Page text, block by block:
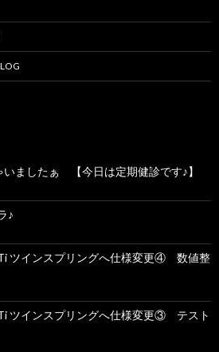
ましたぁ 【今日は定期健診です♪】
♪
ツインスプリングへ仕様変更④ 数値整
ツインスプリングへ仕様変更③ テスト